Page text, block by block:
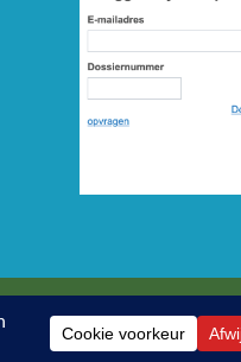
| Ontwerp:eYe-graphics.nl